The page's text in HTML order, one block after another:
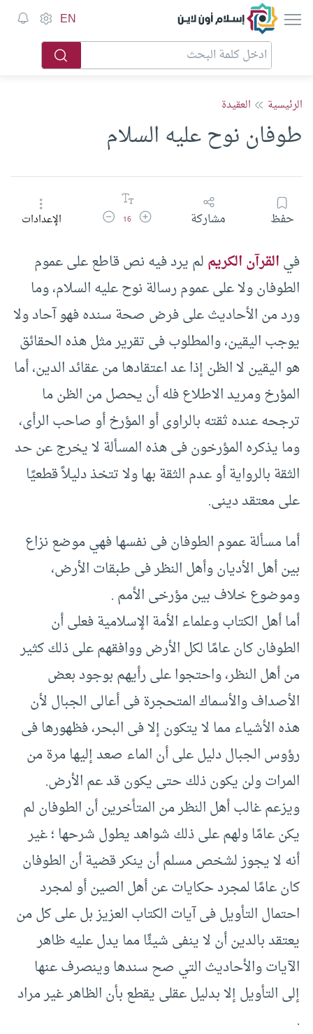
إسلام أون لاين EN
الرئيسية العقيدة
طوفان نوح عليه السلام
حفظ مشاركة زيادة حجم الخط
16 تقليل حجم الخطالإعدادات
فيالقرآن الكريملم يرد فيه نص قاطع على عموم
الطوفان ولا على عموم رسالة نوح عليه السلام، وما
ورد من الأحاديث على فرض صحة سنده فهو آحاد ولا
يوجب اليقين، والمطلوب فى تقرير مثل هذه الحقائق
هو اليقين لا الظن إذا عد اعتقادها من عقائد الدين، أما
المؤرخ ومريد الاطلاع فله أن يحصل من الظن ما
ترجحه عنده ثقته بالراوى أو المؤرخ أو صاحب الرأى،
وما يذكره المؤرخون فى هذه المسألة لا يخرج عن حد
الثقة بالرواية أو عدم الثقة بها ولا تتخذ دليلاً قطعيًا
على معتقد دينى.
أما مسألة عموم الطوفان فى نفسها فهي موضع نزاع
بين أهل الأديان وأهل النظر فى طبقات الأرض،
وموضوع خلاف بين مؤرخى الأمم .‏
أما أهل الكتاب وعلماء الأمة الإسلامية فعلى أن
الطوفان كان عامًا لكل الأرض ووافقهم على ذلك كثير
من أهل النظر، واحتجوا على رأيهم بوجود بعض
الأصداف والأسماك المتحجرة فى أعالى الجبال لأن
هذه الأشياء مما لا يتكون إلا فى البحر، فظهورها فى
رؤوس الجبال دليل على أن الماء صعد إليها مرة من
المرات ولن يكون ذلك حتى يكون قد عم الأرض.‏
ويزعم غالب أهل النظر من المتأخرين أن الطوفان لم
يكن عامًا ولهم على ذلك شواهد يطول شرحها ؛ غير
أنه لا يجوز لشخص مسلم أن ينكر قضية أن الطوفان
كان عامًا لمجرد حكايات عن أهل الصين أو لمجرد
احتمال التأويل فى آيات الكتاب العزيز بل على كل من
يعتقد بالدين أن لا ينفى شيئًا مما يدل عليه ظاهر
الآيات والأحاديث التي صح سندها وينصرف عنها
إلى التأويل إلا بدليل عقلى يقطع بأن الظاهر غير مراد
.‏